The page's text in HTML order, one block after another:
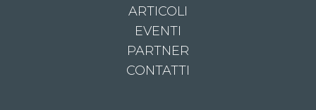
ARTICOLI
EVENTI
PARTNER
CONTATTI